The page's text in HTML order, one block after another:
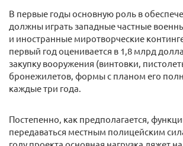
В первые годы основную роль в
должны играть западные частные
и иностранные миротворческие
первый год оценивается в 1,8 млрд
закупку вооружения (винтовки,
бронежилетов, формы с планом его
каждые три года.
Постепенно, как предполагается,
передаваться местным полицейским